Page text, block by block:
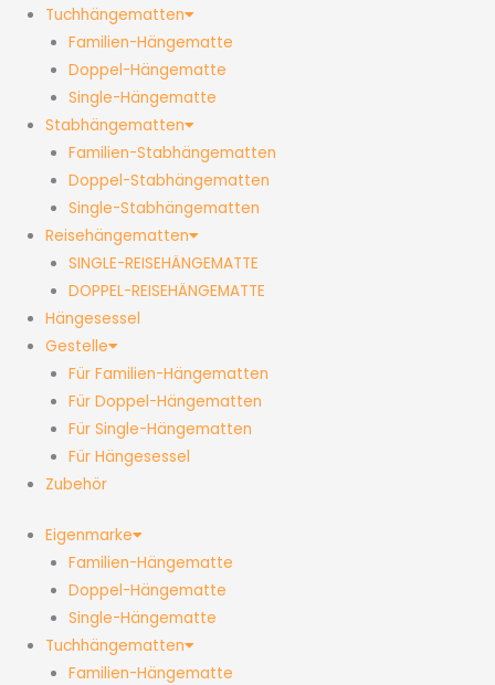
Tuchhängematten
Familien-Hängematte
Doppel-Hängematte
Single-Hängematte
Stabhängematten
Familien-Stabhängematten
Doppel-Stabhängematten
Single-Stabhängematten
Reisehängematten
SINGLE-REISEHÄNGEMATTE
DOPPEL-REISEHÄNGEMATTE
Hängesessel
Gestelle
Für Familien-Hängematten
Für Doppel-Hängematten
Für Single-Hängematten
Für Hängesessel
Zubehör
Eigenmarke
Familien-Hängematte
Doppel-Hängematte
Single-Hängematte
Tuchhängematten
Familien-Hängematte